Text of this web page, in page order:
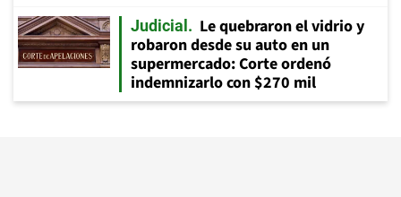
Judicial
Le quebraron el vidrio y
robaron desde su auto en un
supermercado: Corte ordenó
indemnizarlo con $270 mil